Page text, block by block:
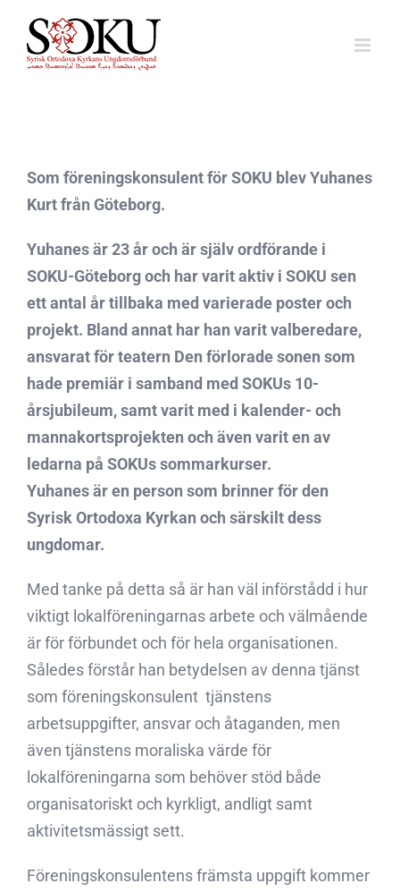
innehållet
Som föreningskonsulent för SOKU blev Yuhanes
Kurt från Göteborg.
Yuhanes är 23 år och är själv ordförande i
SOKU-Göteborg och har varit aktiv i SOKU sen
ett antal år tillbaka med varierade poster och
projekt. Bland annat har han varit valberedare,
ansvarat för teatern Den förlorade sonen som
hade premiär i samband med SOKUs 10-
årsjubileum, samt varit med i kalender- och
mannakortsprojekten och även varit en av
ledarna på SOKUs sommarkurser.
Yuhanes är en person som brinner för den
Syrisk Ortodoxa Kyrkan och särskilt dess
ungdomar.
Med tanke på detta så är han väl införstådd i hur
viktigt lokalföreningarnas arbete och välmående
är för förbundet och för hela organisationen.
Således förstår han betydelsen av denna tjänst
som föreningskonsulent  tjänstens
arbetsuppgifter, ansvar och åtaganden, men
även tjänstens moraliska värde för
lokalföreningarna som behöver stöd både
organisatoriskt och kyrkligt, andligt samt
aktivitetsmässigt sett.
Föreningskonsulentens främsta uppgift kommer